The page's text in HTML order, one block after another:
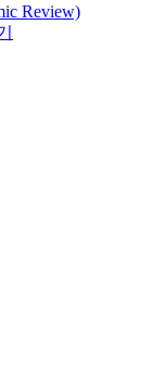
Review)